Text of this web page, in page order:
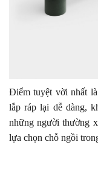
Điểm tuyệt vời nhất
lắp ráp lại dễ dàng,
những người thường
lựa chọn chỗ ngồi